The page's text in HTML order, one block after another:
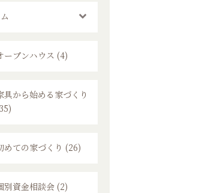
ープンハウス (4)
具から始める家づくり
めての家づくり (26)
別資金相談会 (2)